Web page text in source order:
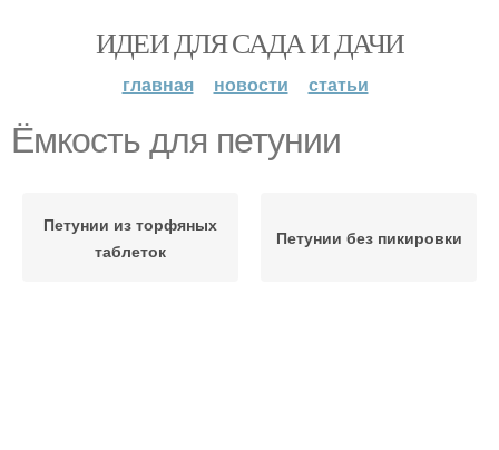
ИДЕИ ДЛЯ САДА И ДАЧИ
главная новости статьи
Ёмкость для петунии
Петунии из торфяных
таблеток
Петунии без пикировки